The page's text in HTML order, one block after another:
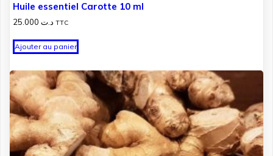
Huile essentiel Carotte 10 ml
د.ت TTC
Ajouter au panier